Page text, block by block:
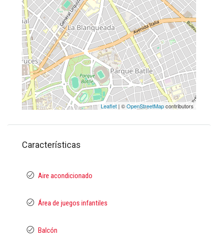
Leaflet | ©OpenStreetMapcontributors
Características
Aire acondicionado
Área de juegos infantiles
Balcón